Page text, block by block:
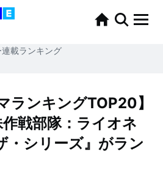
連載ランキング
ランキングTOP20】
戦部隊：ライオネ
・シリーズ』がラン